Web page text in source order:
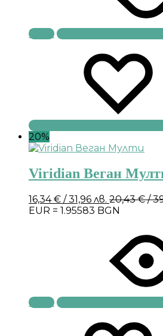
Купи
20%
Viridian Веган
16,34€ / 31,96 лв. 20,43€/
EUR = 1.95583 BGN
Купи